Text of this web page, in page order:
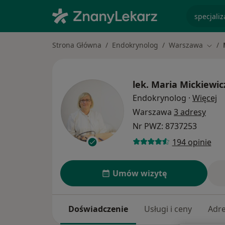
Strona Główna Endokrynolog Warszawa
lek. Maria
Endokrynolog · Więcej
Warszawa 3 adresy
Nr PWZ: 8737253
194 opinie
Umów wizytę
Doświadczenie Usługi i ceny